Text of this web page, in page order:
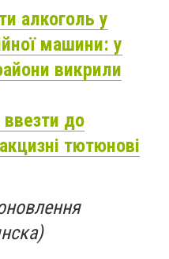
алкоголь у
машини: у
викрили
до
тютюнові